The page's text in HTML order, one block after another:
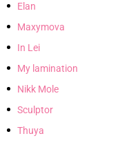
Elan
Maxymova
In Lei
My lamination
Nikk Mole
Sculptor
Thuya